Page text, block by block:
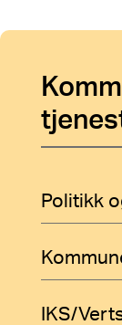
Utvid
Politikk
IKS/